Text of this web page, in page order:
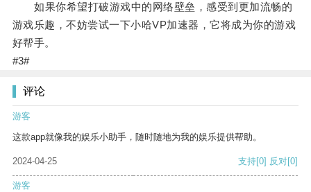
如果你希望打破游戏中的网络壁垒，感受到更加流畅的
游戏乐趣，不妨尝试一下小哈VP加速器，它将成为你的游戏
好帮手。
#3#
评论
游客
这款app就像我的娱乐小助手，随时随地为我的娱乐提供帮助。
2024-04-25 支持[0] 反对[0]
游客